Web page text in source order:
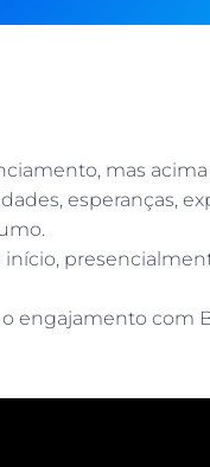
mas
esperanças,
engajamento com